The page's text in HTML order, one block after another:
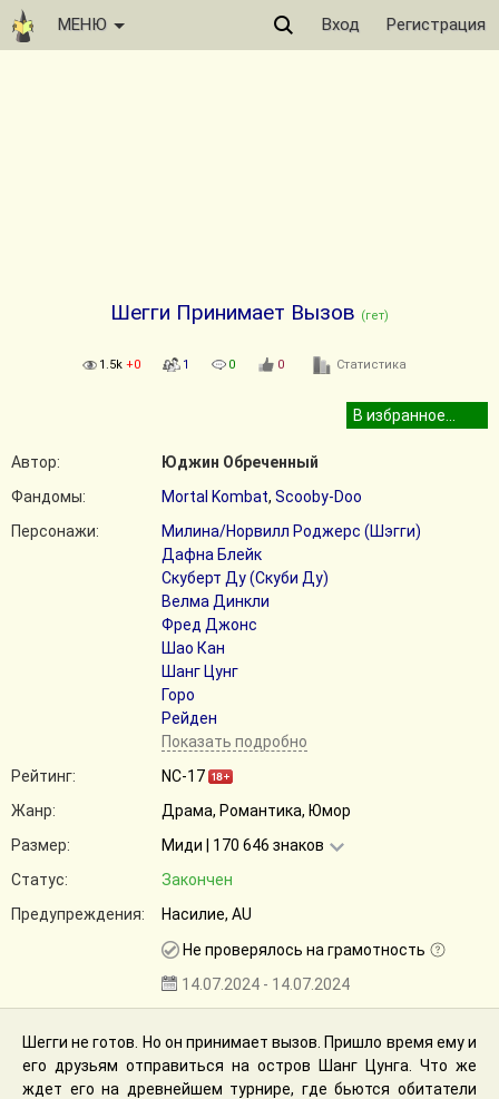
МЕНЮ Вход Регистрация
Шегги Принимает Вызов (гет)
1.5k +0 1 0 0 Статистика
Автор:
Юджин Обреченный
Фандомы:
Mortal Kombat, Scooby-Doo
Персонажи:
Милина/Норвилл Роджерс (Шэгги)
Дафна Блейк
Скуберт Ду (Скуби Ду)
Велма Динкли
Фред Джонс
Шао Кан
Шанг Цунг
Горо
Рейден
Показать подробно
Рейтинг:
NC-17
Жанр:
Драма, Романтика, Юмор
Размер:
Миди | 170 646 знаков
Статус:
Закончен
Предупреждения:
Насилие, AU
Не проверялось на грамотность
14.07.2024 - 14.07.2024
Шегги не готов. Но он принимает вызов. Пришло время ему и
его друзьям отправиться на остров Шанг Цунга. Что же
ждет его на древнейшем турнире, где бьются обитатели